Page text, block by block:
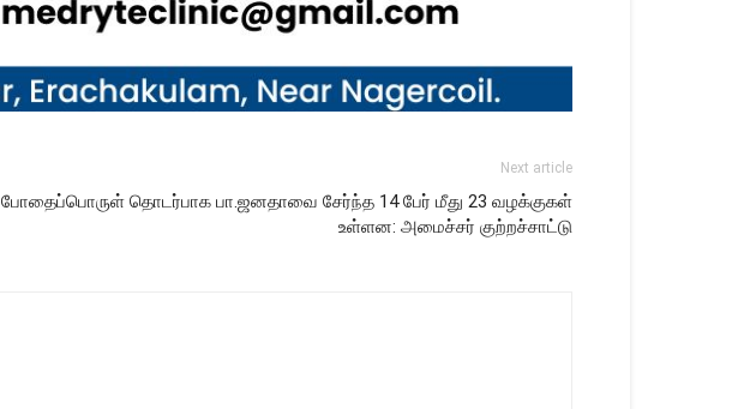
Next article
போதைப்பொருள் தொடர்பாக பா.ஜனதாவை சேர்ந்த 14 பேர் மீது 23 வழக்குகள்
உள்ளன: அமைச்சர் குற்றச்சாட்டு